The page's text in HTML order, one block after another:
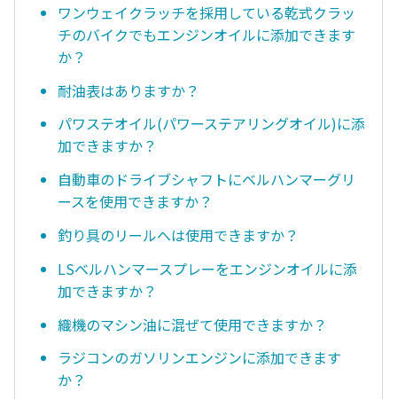
ワンウェイクラッチを採用している乾式クラッ
チのバイクでもエンジンオイルに添加できます
か？
耐油表はありますか？
パワステオイル(パワーステアリングオイル)に添
加できますか？
自動車のドライブシャフトにベルハンマーグリ
ースを使用できますか？
釣り具のリールへは使用できますか？
LSベルハンマースプレーをエンジンオイルに添
加できますか？
織機のマシン油に混ぜて使用できますか？
ラジコンのガソリンエンジンに添加できます
か？